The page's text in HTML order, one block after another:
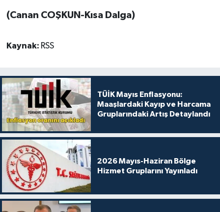
(Canan COŞKUN-Kısa Dalga)
Kaynak: RSS
TÜİK Mayıs Enflasyonu:
Maaşlardaki Kayıp ve Harcama
Gruplarındaki Artış Detaylandı
2026 Mayıs-Haziran Bölge
Hizmet Gruplarını Yayınladı